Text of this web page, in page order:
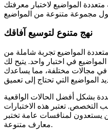
متعددة المواضيع لاختبار معرفتك
نهج متنوع لتوسيع آفاقك
متعددة المواضيع تجربة شاملة من
في اختبار واحد. يتيح لك
مجالات مختلفة، مما يساعدك
بشكل أفضل الحالات الواقعية
تعتبر هذه الاختبارات
لمنافسات عامة تختبر
معارف متنوعة.